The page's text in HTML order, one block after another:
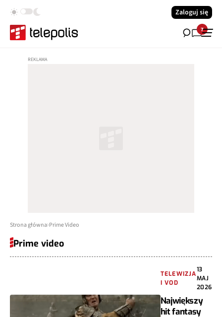
Zaloguj się
7
Strona główna Prime Video
Prime video
TELEWIZJA
I VOD
13
MAJ
2026
Największy
hit fantasy